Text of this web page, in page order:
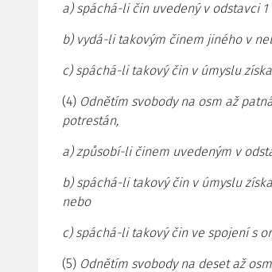
a) spáchá-li čin uvedený v odstavci
b) vydá-li takovým činem jiného v
c) spáchá-li takový čin v úmyslu
(4) Odnětím svobody na osm až
potrestán,
a) způsobí-li činem uvedeným v
b) spáchá-li takový čin v úmyslu
nebo
c) spáchá-li takový čin ve spojení s
(5) Odnětím svobody na deset až